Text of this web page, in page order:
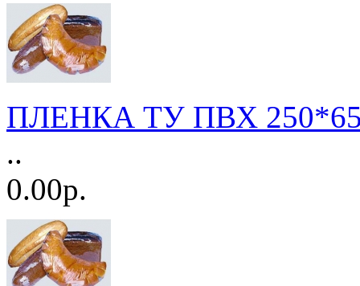
ПЛЕНКА ТУ ПВХ
..
0.00р.